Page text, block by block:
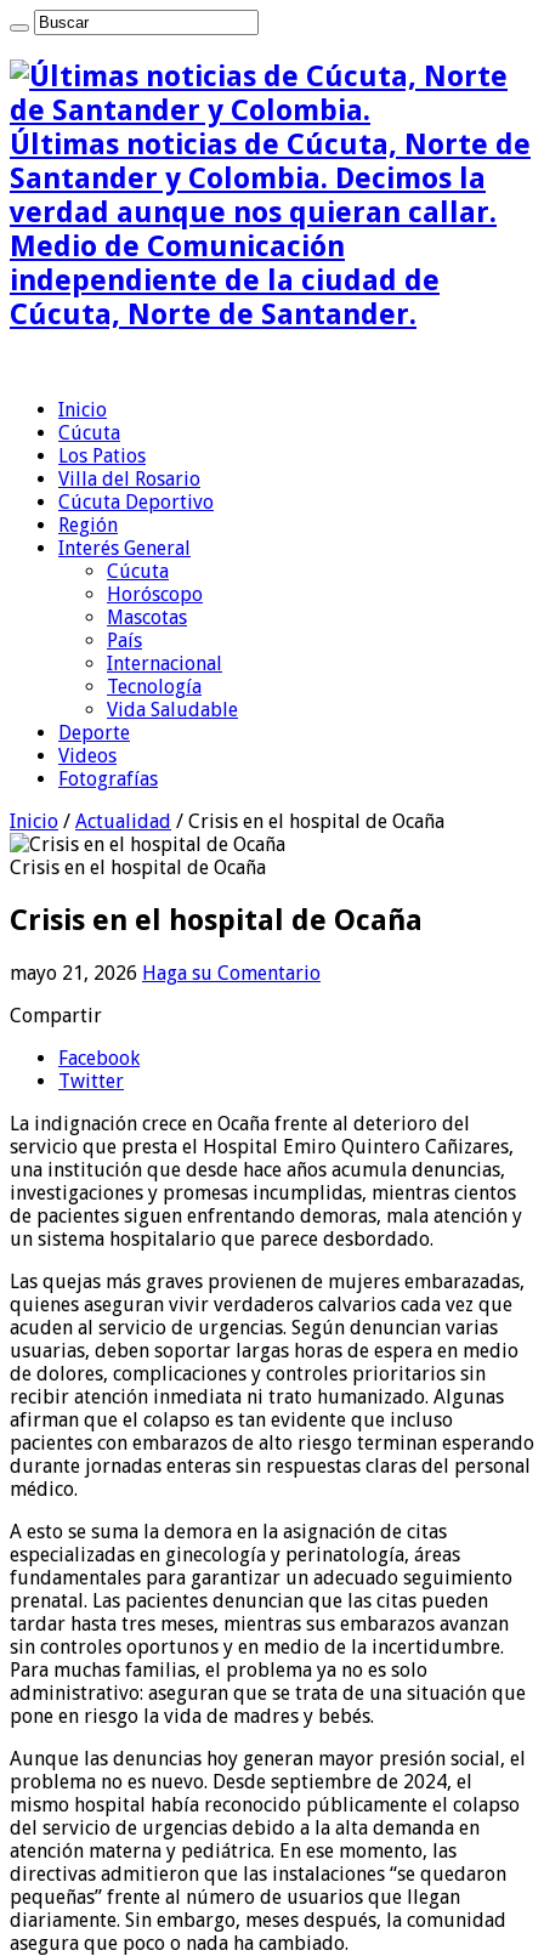
Últimas noticias de Cúcuta, Norte de
Santander y Colombia. Decimos la
verdad aunque nos quieran callar.
Medio de Comunicación
independiente de la ciudad de
Cúcuta, Norte de Santander.
Inicio
Cúcuta
Los Patios
Villa del Rosario
Cúcuta Deportivo
Región
Interés General
Cúcuta
Horóscopo
Mascotas
País
Internacional
Tecnología
Vida Saludable
Deporte
Videos
Fotografías
Inicio / Actualidad / Crisis en el hospital de Ocaña
Crisis en el hospital de Ocaña
Crisis en el hospital de Ocaña
mayo 21, 2026 Haga su Comentario
Compartir
Facebook
Twitter
La indignación crece en Ocaña frente al deterioro del
servicio que presta el Hospital Emiro Quintero Cañizares,
una institución que desde hace años acumula denuncias,
investigaciones y promesas incumplidas, mientras cientos
de pacientes siguen enfrentando demoras, mala atención y
un sistema hospitalario que parece desbordado.
Las quejas más graves provienen de mujeres embarazadas,
quienes aseguran vivir verdaderos calvarios cada vez que
acuden al servicio de urgencias. Según denuncian varias
usuarias, deben soportar largas horas de espera en medio
de dolores, complicaciones y controles prioritarios sin
recibir atención inmediata ni trato humanizado. Algunas
afirman que el colapso es tan evidente que incluso
pacientes con embarazos de alto riesgo terminan esperando
durante jornadas enteras sin respuestas claras del personal
médico.
A esto se suma la demora en la asignación de citas
especializadas en ginecología y perinatología, áreas
fundamentales para garantizar un adecuado seguimiento
prenatal. Las pacientes denuncian que las citas pueden
tardar hasta tres meses, mientras sus embarazos avanzan
sin controles oportunos y en medio de la incertidumbre.
Para muchas familias, el problema ya no es solo
administrativo: aseguran que se trata de una situación que
pone en riesgo la vida de madres y bebés.
Aunque las denuncias hoy generan mayor presión social, el
problema no es nuevo. Desde septiembre de 2024, el
mismo hospital había reconocido públicamente el colapso
del servicio de urgencias debido a la alta demanda en
atención materna y pediátrica. En ese momento, las
directivas admitieron que las instalaciones “se quedaron
pequeñas” frente al número de usuarios que llegan
diariamente. Sin embargo, meses después, la comunidad
asegura que poco o nada ha cambiado.